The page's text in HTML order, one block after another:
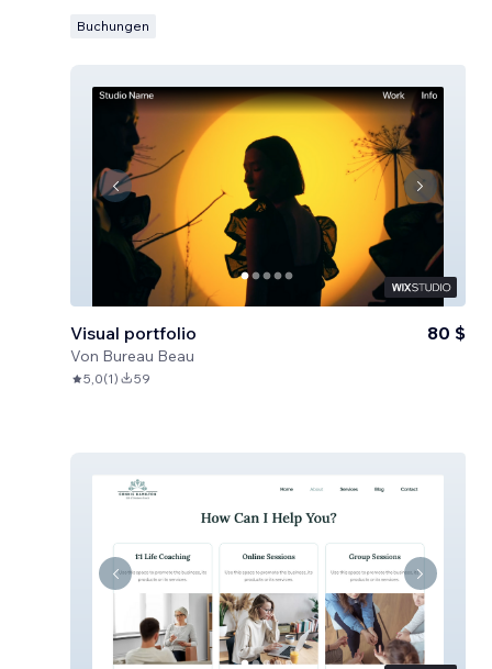
Buchungen
Visual portfolio
Von Bureau Beau
80 $
5,0(1) 59